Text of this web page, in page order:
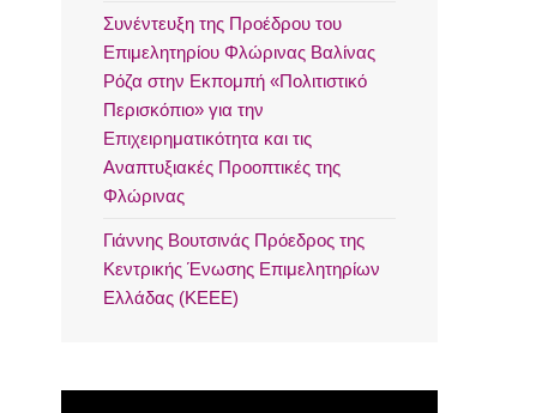
Συνέντευξη της Προέδρου του
Επιμελητηρίου Φλώρινας Βαλίνας
Ρόζα στην Εκπομπή «Πολιτιστικό
Περισκόπιο» για την
Επιχειρηματικότητα και τις
Αναπτυξιακές Προοπτικές της
Φλώρινας
Γιάννης Βουτσινάς Πρόεδρος της
Κεντρικής Ένωσης Επιμελητηρίων
Ελλάδας (ΚΕΕΕ)